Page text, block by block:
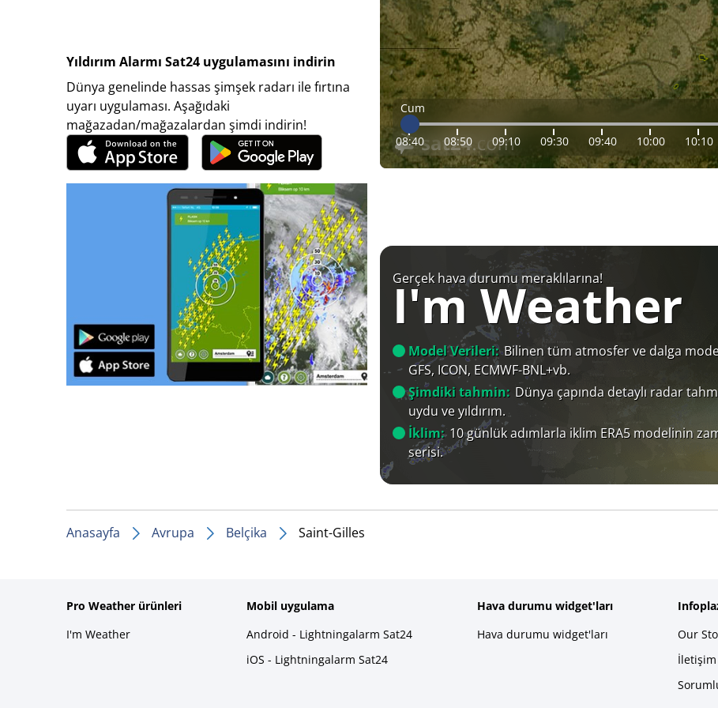
Yıldırım Alarmı Sat24 uygulamasını indirin
Dünya genelinde hassas şimşek radarı ile fırtına
uyarı uygulaması. Aşağıdaki
mağazadan/mağazalardan şimdi indirin!
Cum
08:40 08:50 09:10 09:30 09:40 10:00 10:10
Gerçek hava durumu meraklılarına!
I'm Weather
Model Verileri: Bilinen tüm atmosfer ve dalga
GFS, ICON, ECMWF-BNL+vb.
Şimdiki tahmin: Dünya çapında detaylı radar
uydu ve yıldırım.
İklim: 10 günlük adımlarla iklim ERA5 modelinin
serisi.
Anasayfa Avrupa Belçika Saint-Gilles
Pro Weather ürünleri
I'm Weather
Mobil uygulama
Android - Lightningalarm Sat24
iOS - Lightningalarm Sat24
Hava durumu widget'ları
Hava durumu widget'ları
Our